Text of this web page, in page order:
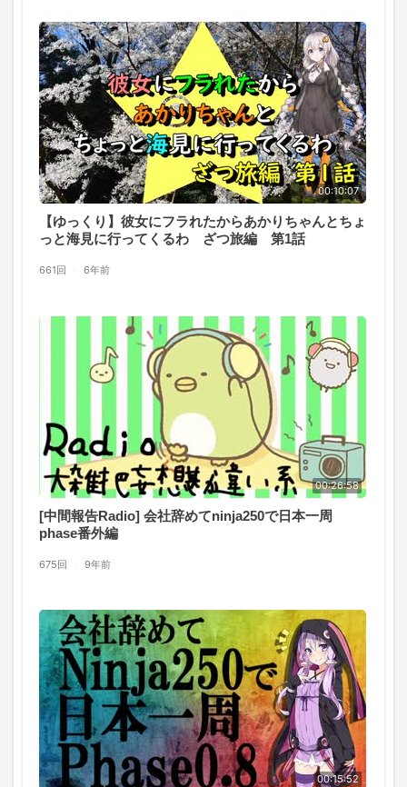
00:10:07
【ゆっくり】彼女にフラれたからあかりちゃんとちょ
っと海見に行ってくるわ ざつ旅編 第1話
661回 · 6年前
00:26:58
[中間報告Radio] 会社辞めてninja250で日本一周
phase番外編
675回 · 9年前
00:15:52